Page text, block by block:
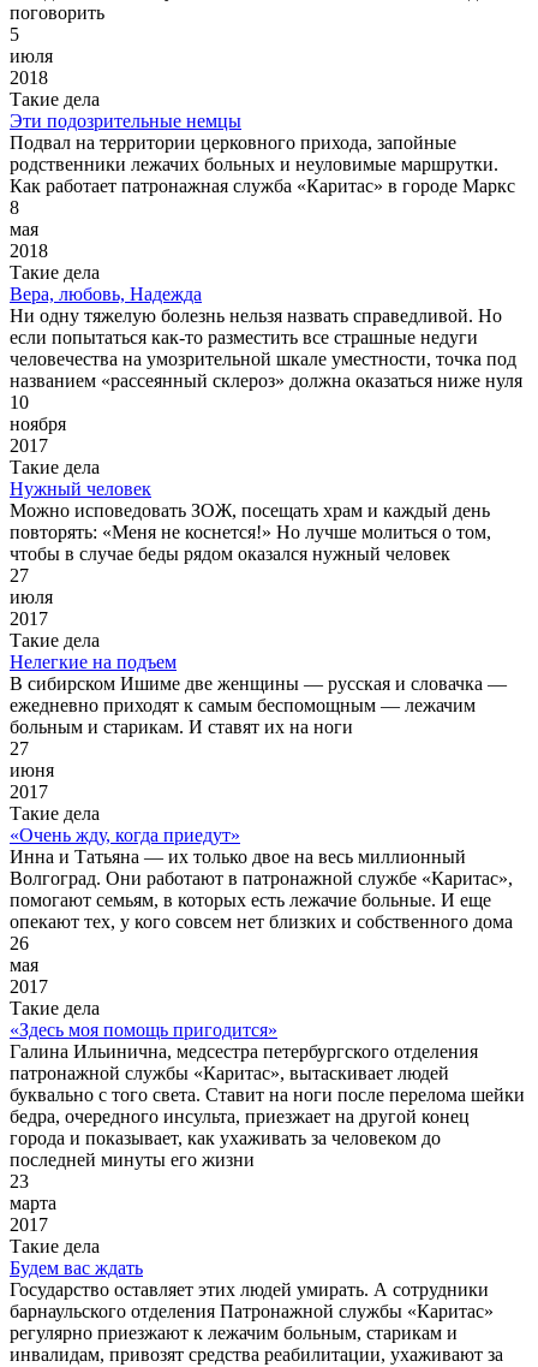
поговорить
5
июля
2018
Такие дела
Эти подозрительные немцы
Подвал на территории церковного прихода, запойные
родственники лежачих больных и неуловимые маршрутки.
Как работает патронажная служба «Каритас» в городе Маркс
8
мая
2018
Такие дела
Вера, любовь, Надежда
Ни одну тяжелую болезнь нельзя назвать справедливой. Но
если попытаться как-то разместить все страшные недуги
человечества на умозрительной шкале уместности, точка под
названием «рассеянный склероз» должна оказаться ниже нуля
10
ноября
2017
Такие дела
Нужный человек
Можно исповедовать ЗОЖ, посещать храм и каждый день
повторять: «Меня не коснется!» Но лучше молиться о том,
чтобы в случае беды рядом оказался нужный человек
27
июля
2017
Такие дела
Нелегкие на подъем
В сибирском Ишиме две женщины — русская и словачка —
ежедневно приходят к самым беспомощным — лежачим
больным и старикам. И ставят их на ноги
27
июня
2017
Такие дела
«Очень жду, когда приедут»
Инна и Татьяна — их только двое на весь миллионный
Волгоград. Они работают в патронажной службе «Каритас»,
помогают семьям, в которых есть лежачие больные. И еще
опекают тех, у кого совсем нет близких и собственного дома
26
мая
2017
Такие дела
«Здесь моя помощь пригодится»
Галина Ильинична, медсестра петербургского отделения
патронажной службы «Каритас», вытаскивает людей
буквально с того света. Ставит на ноги после перелома шейки
бедра, очередного инсульта, приезжает на другой конец
города и показывает, как ухаживать за человеком до
последней минуты его жизни
23
марта
2017
Такие дела
Будем вас ждать
Государство оставляет этих людей умирать. А сотрудники
барнаульского отделения Патронажной службы «Каритас»
регулярно приезжают к лежачим больным, старикам и
инвалидам, привозят средства реабилитации, ухаживают за